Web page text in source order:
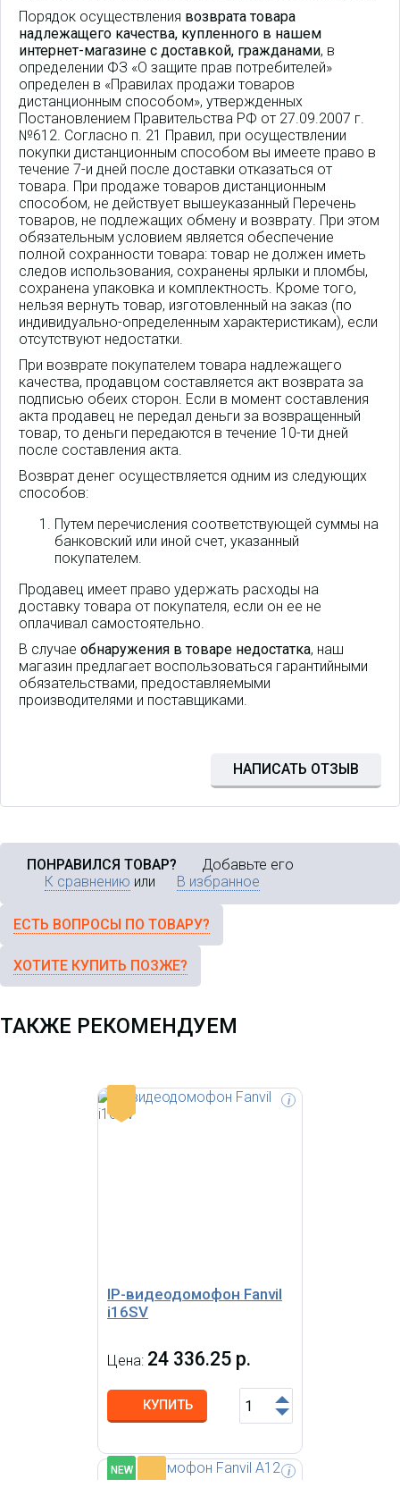
Порядок осуществления возврата товара
надлежащего качества, купленного в нашем
интернет-магазине с доставкой, гражданами, в
определении ФЗ «О защите прав потребителей»
определен в «Правилах продажи товаров
дистанционным способом», утвержденных
Постановлением Правительства РФ от 27.09.2007 г.
№612. Согласно п. 21 Правил, при осуществлении
покупки дистанционным способом вы имеете право в
течение 7-и дней после доставки отказаться от
товара. При продаже товаров дистанционным
способом, не действует вышеуказанный Перечень
товаров, не подлежащих обмену и возврату. При этом
обязательным условием является обеспечение
полной сохранности товара: товар не должен иметь
следов использования, сохранены ярлыки и пломбы,
сохранена упаковка и комплектность. Кроме того,
нельзя вернуть товар, изготовленный на заказ (по
индивидуально-определенным характеристикам), если
отсутствуют недостатки.
При возврате покупателем товара надлежащего
качества, продавцом составляется акт возврата за
подписью обеих сторон. Если в момент составления
акта продавец не передал деньги за возвращенный
товар, то деньги передаются в течение 10-ти дней
после составления акта.
Возврат денег осуществляется одним из следующих
способов:
Путем перечисления соответствующей суммы на
банковский или иной счет, указанный
покупателем.
Продавец имеет право удержать расходы на
доставку товара от покупателя, если он ее не
оплачивал самостоятельно.
В случае обнаружения в товаре недостатка, наш
магазин предлагает воспользоваться гарантийными
обязательствами, предоставляемыми
производителями и поставщиками.
НАПИСАТЬ ОТЗЫВ
ПОНРАВИЛСЯ ТОВАР? Добавьте его
К сравнению или В избранное
ЕСТЬ ВОПРОСЫ ПО ТОВАРУ?
ХОТИТЕ КУПИТЬ ПОЗЖЕ?
ТАКЖЕ РЕКОМЕНДУЕМ
IP-видеодомофон Fanvil
i16SV
Цена: 24 336.25 р.
КУПИТЬ
i
Fanvil i16SV IP-видеодомофон,
накладной, внешний, HD
NEW i